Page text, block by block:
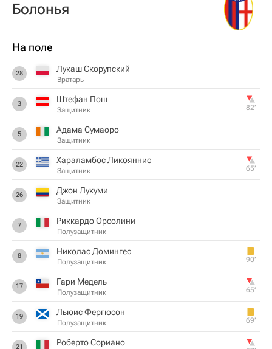
Болонья
На поле
28 Лукаш Скорупский
Вратарь
3 Штефан Пош
Защитник 82‎’‎
5 Адама Сумаоро
Защитник
22 Хараламбос Ликояннис
Защитник 65‎’‎
26 Джон Лукуми
Защитник
7 Риккардо Орсолини
Полузащитник
8 Николас Домингес
Полузащитник 90‎’‎
17 Гари Медель
Полузащитник 65‎’‎
19 Льюис Фергюсон
Полузащитник 69‎’‎
21 Роберто Сориано